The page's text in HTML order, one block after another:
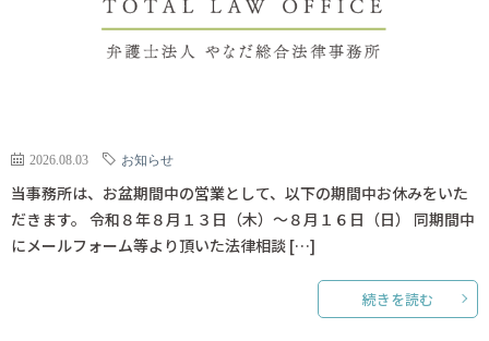
2026.08.03 お知らせ
当事務所は、お盆期間中の営業として、以下の期間中お休みをいた
だきます。 令和８年８月１３日（木）～８月１６日（日） 同期間中
にメールフォーム等より頂いた法律相談 […]
続きを読む